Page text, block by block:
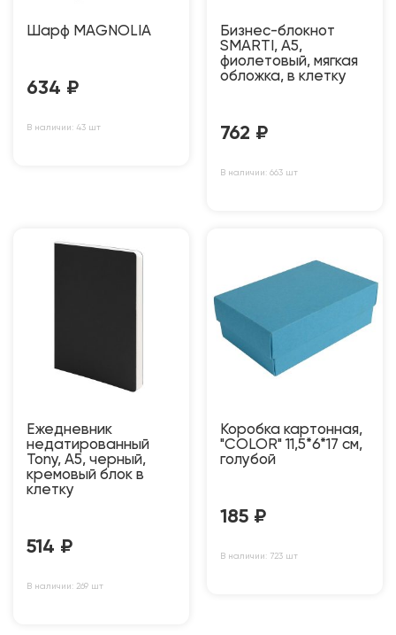
Шарф MAGNOLIA
634 ₽
В наличии: 43 шт
Бизнес-блокнот
SMARTI, A5,
фиолетовый, мягкая
обложка, в клетку
762 ₽
В наличии: 663 шт
Ежедневник
недатированный
Tony, А5, черный,
кремовый блок в
клетку
514 ₽
В наличии: 269 шт
Коробка картонная,
"COLOR" 11,5*6*17 см,
голубой
185 ₽
В наличии: 723 шт